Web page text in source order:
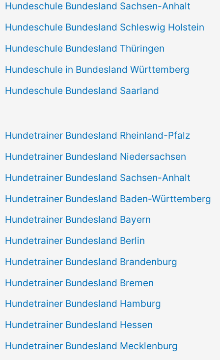
Hundeschule Bundesland Sachsen-Anhalt
Hundeschule Bundesland Schleswig Holstein
Hundeschule Bundesland Thüringen
Hundeschule in Bundesland Württemberg
Hundeschule Bundesland Saarland
Hundetrainer Bundesland Rheinland-Pfalz
Hundetrainer Bundesland Niedersachsen
Hundetrainer Bundesland Sachsen-Anhalt
Hundetrainer Bundesland Baden-Württemberg
Hundetrainer Bundesland Bayern
Hundetrainer Bundesland Berlin
Hundetrainer Bundesland Brandenburg
Hundetrainer Bundesland Bremen
Hundetrainer Bundesland Hamburg
Hundetrainer Bundesland Hessen
Hundetrainer Bundesland Mecklenburg